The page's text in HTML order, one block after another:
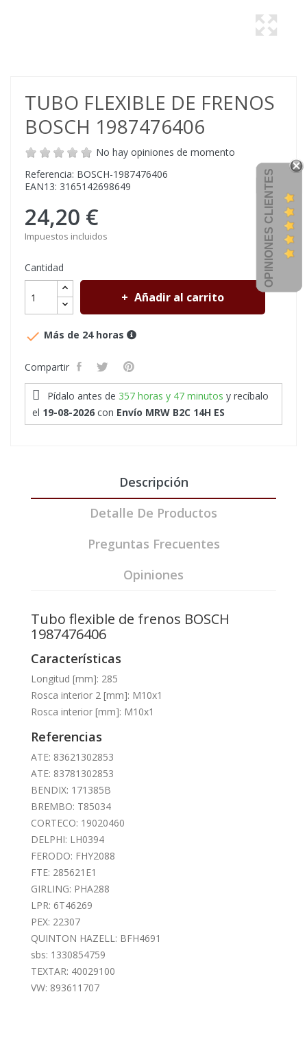
TUBO FLEXIBLE DE FRENOS
BOSCH 1987476406
No hay opiniones de momento
Referencia: BOSCH-1987476406
EAN13: 3165142698649
24,20 €
Impuestos incluidos
Cantidad
Añadir al carrito
 Más de 24 horas
Compartir
Pídalo antes de 357 horas y 47 minutos y recíbalo
el 19-08-2026 con Envío MRW B2C 14H ES
Descripción
Detalle De Productos
Preguntas Frecuentes
Opiniones
Tubo flexible de frenos BOSCH
1987476406
Características
Longitud [mm]: 285
Rosca interior 2 [mm]: M10x1
Rosca interior [mm]: M10x1
Referencias
ATE: 83621302853
ATE: 83781302853
BENDIX: 171385B
BREMBO: T85034
CORTECO: 19020460
DELPHI: LH0394
FERODO: FHY2088
FTE: 285621E1
GIRLING: PHA288
LPR: 6T46269
PEX: 22307
QUINTON HAZELL: BFH4691
sbs: 1330854759
TEXTAR: 40029100
VW: 893611707
OPINIONES CLIENTES